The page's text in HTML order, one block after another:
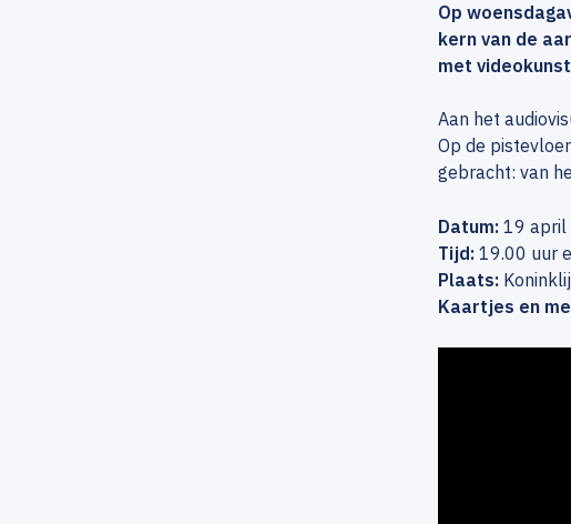
Op
kern van de
met
Aan het
Op de
gebracht: van
Datum:19 april
Tijd:19.00 uur
Plaats:
Kaartjes en